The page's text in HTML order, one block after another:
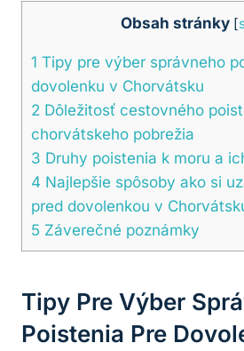
Obsah stránky [
1 Tipy pre výber správneho
dovolenku v Chorvátsku
2 Dôležitosť cestovného
chorvátskeho pobrežia
3 Druhy poistenia k moru a
4 Najlepšie spôsoby ako si
pred dovolenkou v
5 Záverečné poznámky
Tipy Pre Výber
Poistenia Pre